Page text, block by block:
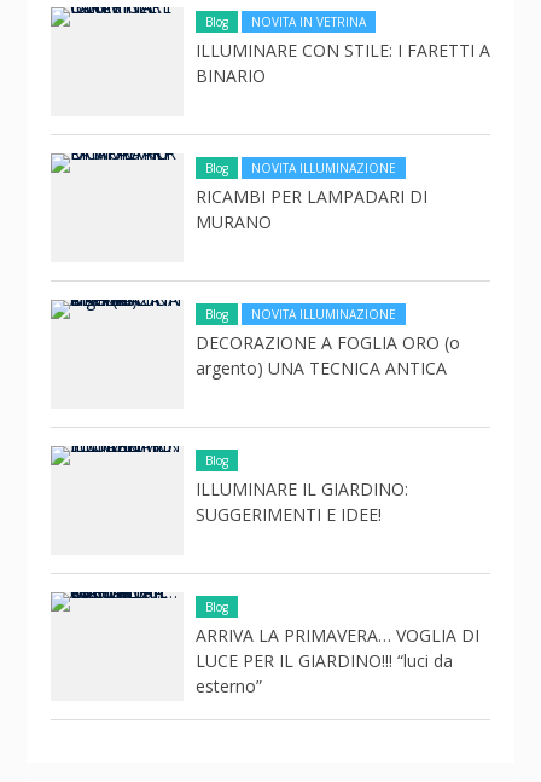
Blog NOVITA IN VETRINA
ILLUMINARE CON STILE: I FARETTI A
BINARIO
Blog NOVITA ILLUMINAZIONE
RICAMBI PER LAMPADARI DI
MURANO
Blog NOVITA ILLUMINAZIONE
DECORAZIONE A FOGLIA ORO (o
argento) UNA TECNICA ANTICA
Blog
ILLUMINARE IL GIARDINO:
SUGGERIMENTI E IDEE!
Blog
ARRIVA LA PRIMAVERA… VOGLIA DI
LUCE PER IL GIARDINO!!! “luci da
esterno”